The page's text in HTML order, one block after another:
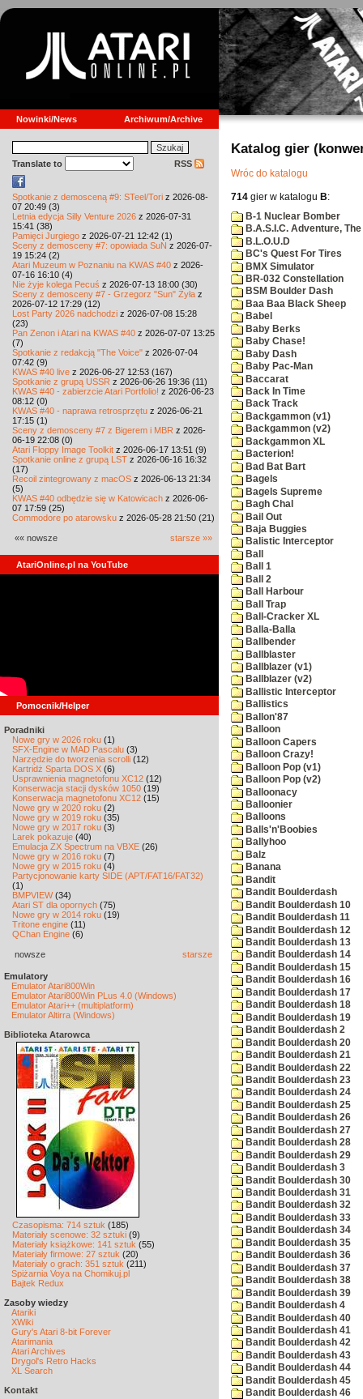
Nowinki/News Archiwum/Archive
Translate to RSS
Spotkanie z demosceną #9: STeel/Tori z 2026-08-
07 20:49 (3)
Letnia edycja Silly Venture 2026 z 2026-07-31
15:41 (38)
Pamięci Jurgiego z 2026-07-21 12:42 (1)
Sceny z demosceny #7: opowiada SuN z 2026-07-
19 15:24 (2)
Atari Muzeum w Poznaniu na KWAS #40 z 2026-
07-16 16:10 (4)
Nie żyje kolega Pecuś z 2026-07-13 18:00 (30)
Sceny z demosceny #7 - Grzegorz "Sun" Żyła z
2026-07-12 17:29 (12)
Lost Party 2026 nadchodzi z 2026-07-08 15:28
(23)
Pan Zenon i Atari na KWAS #40 z 2026-07-07 13:25
(7)
Spotkanie z redakcją "The Voice" z 2026-07-04
07:42 (9)
KWAS #40 live z 2026-06-27 12:53 (167)
Spotkanie z grupą USSR z 2026-06-26 19:36 (11)
KWAS #40 - zabierzcie Atari Portfolio! z 2026-06-23
08:12 (0)
KWAS #40 - naprawa retrosprzętu z 2026-06-21
17:15 (1)
Sceny z demosceny #7 z Bigerem i MBR z 2026-
06-19 22:08 (0)
Atari Floppy Image Toolkit z 2026-06-17 13:51 (9)
Spotkanie online z grupą LST z 2026-06-16 16:32
(17)
Recoil zintegrowany z macOS z 2026-06-13 21:34
(5)
KWAS #40 odbędzie się w Katowicach z 2026-06-
07 17:59 (25)
Commodore po atarowsku z 2026-05-28 21:50 (21)
«« nowsze starsze »»
AtariOnline.pl na YouTube
Pomocnik/Helper
Poradniki
Nowe gry w 2026 roku (1)
SFX-Engine w MAD Pascalu (3)
Narzędzie do tworzenia scrolli (12)
Kartridż Sparta DOS X (6)
Usprawnienia magnetofonu XC12 (12)
Konserwacja stacji dysków 1050 (19)
Konserwacja magnetofonu XC12 (15)
Nowe gry w 2020 roku (2)
Nowe gry w 2019 roku (35)
Nowe gry w 2017 roku (3)
Larek pokazuje (40)
Emulacja ZX Spectrum na VBXE (26)
Nowe gry w 2016 roku (7)
Nowe gry w 2015 roku (4)
Partycjonowanie karty SIDE (APT/FAT16/FAT32)
(1)
BMPVIEW(34)
Atari ST dla opornych (75)
Nowe gry w 2014 roku (19)
Tritone engine (11)
QChan Engine (6)
nowsze starsze
Emulatory
Emulator Atari800Win
Emulator Atari800Win PLus 4.0 (Windows)
Emulator Atari++ (multiplatform)
Emulator Altirra (Windows)
Biblioteka Atarowca
Czasopisma: 714 sztuk (185)
Materiały scenowe: 32 sztuki (9)
Materiały książkowe: 141 sztuk (55)
Materiały firmowe: 27 sztuk (20)
Materiały o grach: 351 sztuk (211)
Spiżarnia Voya na Chomikuj.pl
Bajtek Redux
Zasoby wiedzy
Atariki
XWiki
Gury's Atari 8-bit Forever
Atarimania
Atari Archives
Drygol's Retro Hacks
XL Search
Kontakt
Katalog gier
Wróc do katalogu
714 gier w katalogu B:
B-1 Nuclear Bomber
B.A.S.I.C. Adventure, The
B.L.O.U.D
BC's Quest For Tires
BMX Simulator
BR-032 Constellation
BSM Boulder Dash
Baa Baa Black Sheep
Babel
Baby Berks
Baby Chase!
Baby Dash
Baby Pac-Man
Baccarat
Back In Time
Back Track
Backgammon (v1)
Backgammon (v2)
Backgammon XL
Bacterion!
Bad Bat Bart
Bagels
Bagels Supreme
Bagh Chal
Bail Out
Baja Buggies
Balistic Interceptor
Ball
Ball 1
Ball 2
Ball Harbour
Ball Trap
Ball-Cracker XL
Balla-Balla
Ballbender
Ballblaster
Ballblazer (v1)
Ballblazer (v2)
Ballistic Interceptor
Ballistics
Ballon'87
Balloon
Balloon Capers
Balloon Crazy!
Balloon Pop (v1)
Balloon Pop (v2)
Balloonacy
Balloonier
Balloons
Balls'n'Boobies
Ballyhoo
Balz
Banana
Bandit
Bandit Boulderdash
Bandit Boulderdash 10
Bandit Boulderdash 11
Bandit Boulderdash 12
Bandit Boulderdash 13
Bandit Boulderdash 14
Bandit Boulderdash 15
Bandit Boulderdash 16
Bandit Boulderdash 17
Bandit Boulderdash 18
Bandit Boulderdash 19
Bandit Boulderdash 2
Bandit Boulderdash 20
Bandit Boulderdash 21
Bandit Boulderdash 22
Bandit Boulderdash 23
Bandit Boulderdash 24
Bandit Boulderdash 25
Bandit Boulderdash 26
Bandit Boulderdash 27
Bandit Boulderdash 28
Bandit Boulderdash 29
Bandit Boulderdash 3
Bandit Boulderdash 30
Bandit Boulderdash 31
Bandit Boulderdash 32
Bandit Boulderdash 33
Bandit Boulderdash 34
Bandit Boulderdash 35
Bandit Boulderdash 36
Bandit Boulderdash 37
Bandit Boulderdash 38
Bandit Boulderdash 39
Bandit Boulderdash 4
Bandit Boulderdash 40
Bandit Boulderdash 41
Bandit Boulderdash 42
Bandit Boulderdash 43
Bandit Boulderdash 44
Bandit Boulderdash 45
Bandit Boulderdash 46